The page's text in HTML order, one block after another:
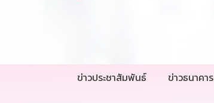
ข่าวประชาสัมพันธ์ ข่าวธนาคาร